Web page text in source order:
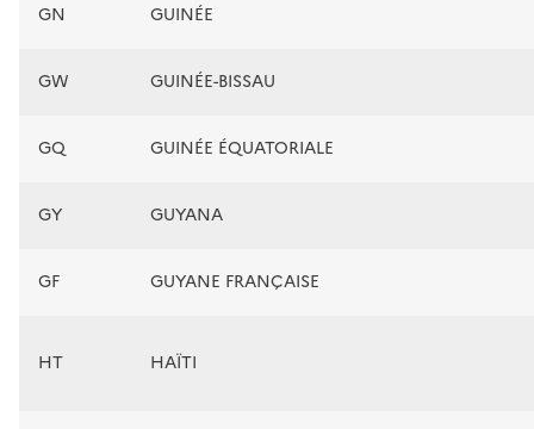
GN GUINÉE
GW GUINÉE-BISSAU
GQ GUINÉE ÉQUATORIALE
GY GUYANA
GF GUYANE FRANÇAISE
HT HAÏTI